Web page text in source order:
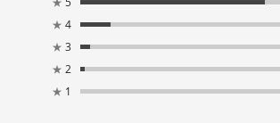
★ 4
★ 3
★ 2
★ 1